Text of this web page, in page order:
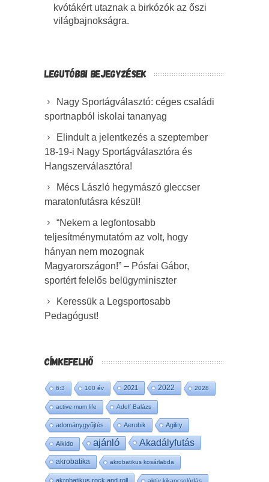
kvótákért utaznak a birkózók az őszi
világbajnokságra.
LEGUTÓBBI BEJEGYZÉSEK
Nagy Sportágválasztó: céges családi
sportnapból iskolai tananyag
Elindult a jelentkezés a szeptember
18-19-i Nagy Sportágválasztóra és
Hangszerválasztóra!
Mécs László hegymászó gleccser
maratonfutásra készül!
“Nekem a legfontosabb
teljesítménymutatóm az volt, hogy
hányan nem mozognak
Magyarországon!” – Pósfai Gábor,
sportért felelős belügyminiszter
Keressük a Legsportosabb
Pedagógust!
CÍMKEFELHŐ
6:3 100 év 2021 2022 2028
active mum life Adolf Balázs
adománygyűjtés Aerobik Agility
Aikido ajánló Akadályfutás
akrobatika akrobatikus kosárlabda
akrobatikus rock and roll aktív kikapcsolódás